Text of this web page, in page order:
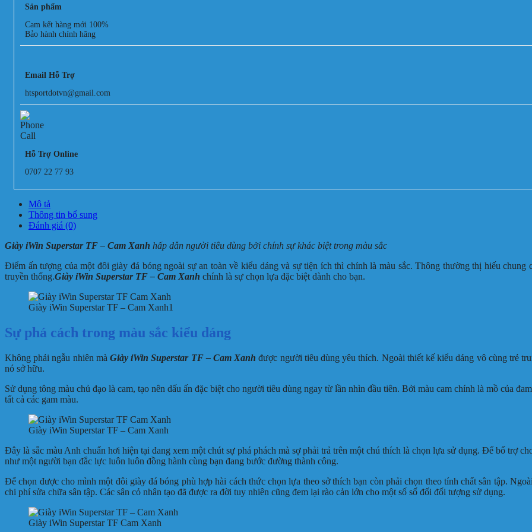
Sản phẩm
Cam kết hàng mới 100%
Bảo hành chính hãng
Email Hỗ Trợ
htsportdotvn@gmail.com
Hỗ Trợ Online
0707 22 77 93
Mô tả
Thông tin bổ sung
Đánh giá (0)
Giày iWin Superstar TF – Cam Xanh hấp dẫn người tiêu dùng bởi chính sự khác biệt trong màu sắc
Điểm ấn tượng của một đôi giày đá bóng ngoài sự an toàn về kiểu dáng và sự tiện ích thì chính là màu sắc. Thông thường thị hiếu
truyền thống.Giày iWin Superstar TF – Cam Xanh chính là sự chọn lựa đặc biệt dành cho bạn.
Giày iWin Superstar TF – Cam Xanh1
Sự phá cách trong màu sắc kiểu dáng
Không phải ngẫu nhiên mà Giày iWin Superstar TF – Cam Xanhđược người tiêu dùng yêu thích. Ngoài thiết kế kiểu dáng vô cùng trẻ
nó sở hữu.
Sử dụng tông màu chủ đạo là cam, tạo nên dấu ấn đặc biệt cho người tiêu dùng ngay từ lần nhìn đầu tiên. Bởi màu cam chính là mồ của
tất cả các gam màu.
Giày iWin Superstar TF – Cam Xanh
Đây là sắc màu Anh chuẩn hơi hiện tại đang xem một chút sự phá phách mà sợ phải trả trên một chú thích là chọn lựa sử dụng. Để bổ trợ
như một người bạn đắc lực luôn luôn đồng hành cùng bạn đang bước đường thành công.
Để chọn được cho mình một đôi giày đá bóng phù hợp hài cách thức chọn lựa theo sở thích bạn còn phải chọn theo tính chất sân tập.
chi phí sửa chữa sân tập. Các sân cỏ nhân tạo đã được ra đời tuy nhiên cũng đem lại rào cản lớn cho một số số đối đối tượng sử dụng.
Giày iWin Superstar TF Cam Xanh